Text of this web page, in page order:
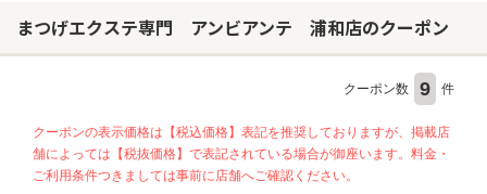
まつげエクステ専門 アンビアンテ 浦和店のクーポン
クーポン数 9 件
クーポンの表示価格は【税込価格】表記を推奨しておりますが、掲載店
舗によっては【税抜価格】で表記されている場合が御座います。料金・
ご利用条件つきましては事前に店舗へご確認ください。